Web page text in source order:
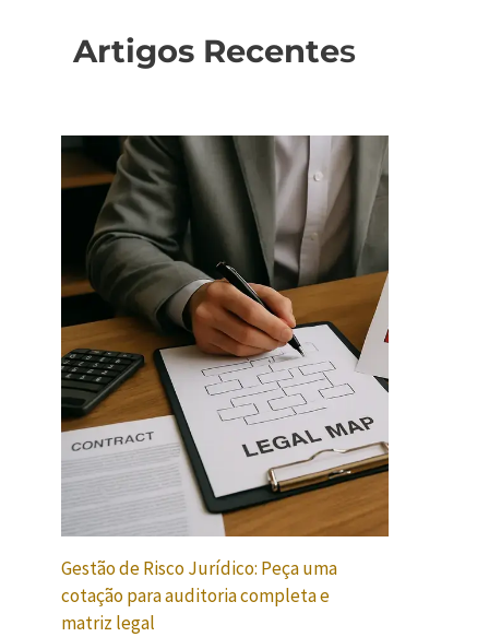
Artigos Recentes
Gestão de Risco Jurídico: Peça uma
cotação para auditoria completa e
matriz legal